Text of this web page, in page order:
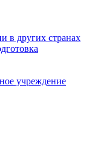
в других странах
учреждение